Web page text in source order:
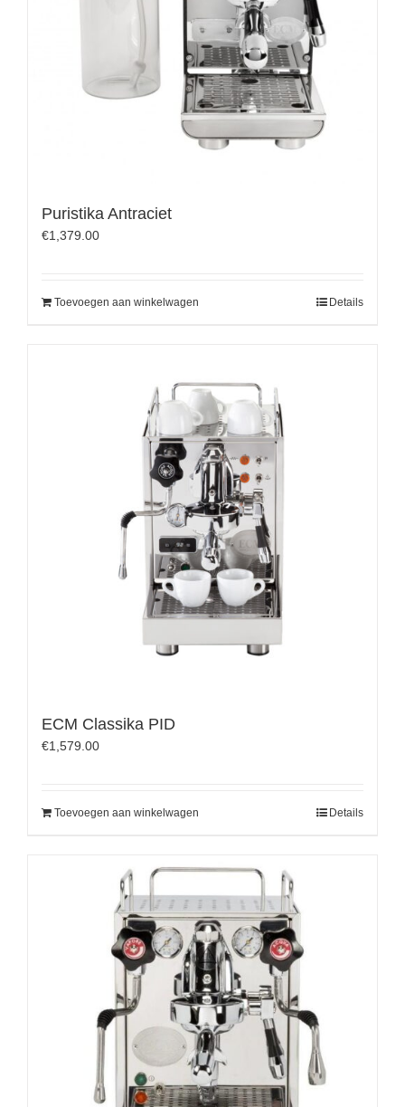
Puristika Antraciet
€1,379.00
Toevoegen aan winkelwagen Details
ECM Classika PID
€1,579.00
Toevoegen aan winkelwagen Details